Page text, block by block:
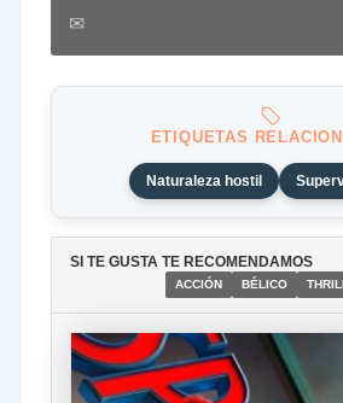
✉
ETIQUETAS
Naturaleza hostil
SI TE GUSTA TE RECOMENDAMOS
ACCIÓN BÉLICO